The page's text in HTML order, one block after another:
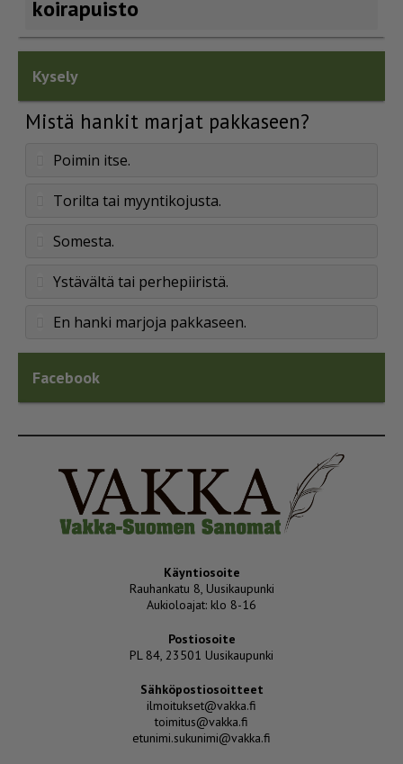
koirapuisto
Kysely
Mistä hankit marjat pakkaseen?
Poimin itse.
Torilta tai myyntikojusta.
Somesta.
Ystävältä tai perhepiiristä.
En hanki marjoja pakkaseen.
Facebook
Käyntiosoite
Rauhankatu 8, Uusikaupunki
Aukioloajat: klo 8-16
Postiosoite
PL 84, 23501 Uusikaupunki
Sähköpostiosoitteet
ilmoitukset@vakka.fi
toimitus@vakka.fi
etunimi.sukunimi@vakka.fi